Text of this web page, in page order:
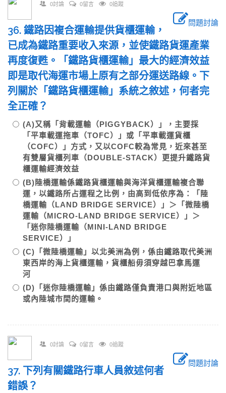
0討論 0留言 0追蹤
問題討論
36. 鐵路因複合運輸提供貨櫃運輸，
已成為鐵路重要收入來源，並使鐵路貨運產業
再度復甦。「鐵路貨櫃運輸」最大的經濟效益
即是取代海運市場上原有之部分運送路線。下
列關於「鐵路貨櫃運輸」系統之敘述，何者完
全正確？
(A)又稱「背載運輸（PIGGYBACK）」，主要採
「平車載運拖車（TOFC）」或「平車載運貨櫃
（COFC）」方式，又以COFC較為常見，近來甚至
有雙層貨櫃列車（DOUBLE-STACK）更提升鐵路貨
櫃運輸經濟效益
(B)陸橋運輸係鐵路貨櫃運輸與海洋貨櫃運輸複合聯
運，以鐵路所占運程之比例，由高到低依序為：「陸
橋運輸（LAND BRIDGE SERVICE）」＞「微陸橋
運輸（MICRO-LAND BRIDGE SERVICE）」＞
「迷你陸橋運輸（MINI-LAND BRIDGE
SERVICE）」
(C)「微陸橋運輸」以北美洲為例，係由鐵路取代美洲
東西岸的海上貨櫃運輸，貨櫃船毋須穿越巴拿馬運
河
(D)「迷你陸橋運輸」係由鐵路僅負責港口與附近地區
或內陸城市間的運輸。
0討論 0留言 0追蹤
問題討論
37. 下列有關鐵路行車人員敘述何者
錯誤？